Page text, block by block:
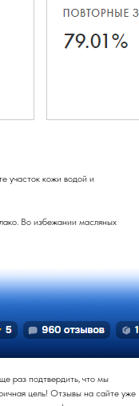
участок кожи водой и
Во избежании масляных
раз подтвердить, что мы
цель! Отзывы на сайте уже